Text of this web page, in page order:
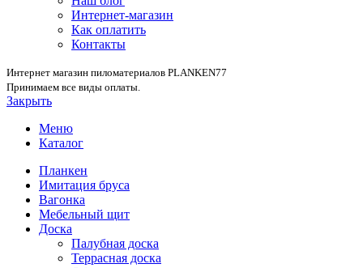
Интернет-магазин
Как оплатить
Контакты
Интернет магазин пиломатериалов PLANKEN77
Принимаем все виды оплаты.
Закрыть
Меню
Каталог
Планкен
Имитация бруса
Вагонка
Мебельный щит
Доска
Палубная доска
Террасная доска